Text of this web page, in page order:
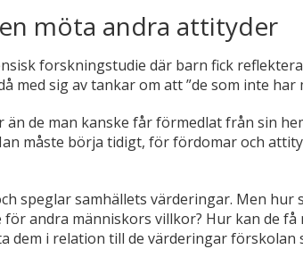
möta andra attityder
forskningstudie där barn fick
med sig av tankar om att ”de som inte har
de man kanske får förmedlat från sin
måste börja tidigt, för fördomar och
speglar samhällets värderingar. Men
andra människors villkor? Hur kan de
dem i relation till de värderingar förskolan